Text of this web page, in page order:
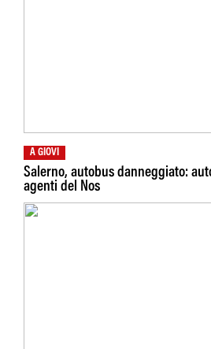
A GIOVI
Salerno, autobus danneggiato:
agenti del Nos